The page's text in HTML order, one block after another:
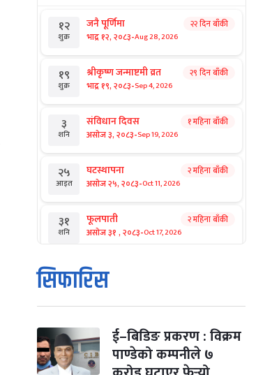
१२
शुक्र
जनै पूर्णिमा
भाद्र १२, २०८३-Aug 28, 2026
२२ दिन बाँकी
१९
शुक्र
श्रीकृष्ण जन्माष्टमी व्रत
भाद्र १९, २०८३-Sep 4, 2026
२९ दिन बाँकी
३
शनि
संविधान दिवस
असोज ३, २०८३-Sep 19, 2026
१ महिना बाँकी
२५
आइत
घटस्थापना
असोज २५, २०८३-Oct 11, 2026
२ महिना बाँकी
३१
शनि
फूलपाती
असोज ३१ , २०८३-Oct 17, 2026
२ महिना बाँकी
१
आइत
कार्तिक सङ्क्रान्ति
कार्तिक १, २०८३
मंगल कार्तिक ३, २०८३-Oct 20, 2026
४ विजयादशमी २ महिना बाँकी
सिफारिस
ई–बिडिङ प्रकरण : विक्रम
पाण्डेको कम्पनीले ७